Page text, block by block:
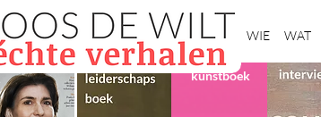
Home WIE WAT
kunstboek